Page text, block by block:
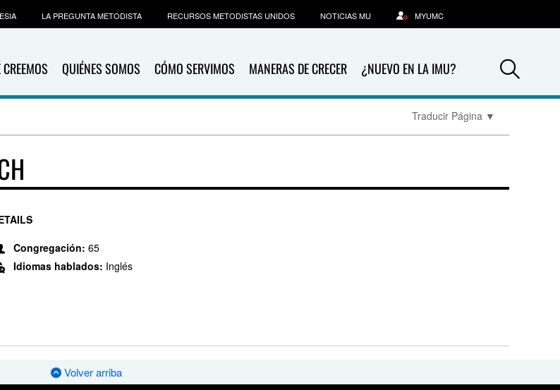
QUIÉNES SOMOS CÓMO SERVIMOS MANERAS DE CRECER ¿NUEVO EN LA IMU?
LA PREGUNTA METODISTA RECURSOS METODISTAS UNIDOS NOTICIAS MU MYUMC
Traducir Página ▼
Congregación: 65
Idiomas hablados: Inglés
Volver arriba